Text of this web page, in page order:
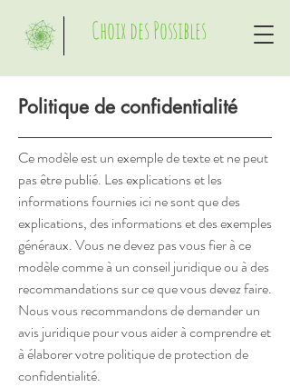
Choix des Possibles
Politique de confidentialité
Ce modèle est un exemple de texte et ne peut
pas être publié. Les explications et les
informations fournies ici ne sont que des
explications, des informations et des exemples
généraux. Vous ne devez pas vous fier à ce
modèle comme à un conseil juridique ou à des
recommandations sur ce que vous devez faire.
Nous vous recommandons de demander un
avis juridique pour vous aider à comprendre et
à élaborer votre politique de protection de
confidentialité.